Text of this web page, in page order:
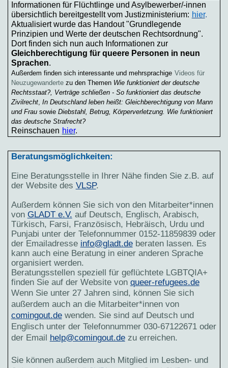
Informationen für Flüchtlinge und Asylbewerber/-innen
übersichtlich bereitgestellt vom Justizministerium: hier.
Aktualisiert wurde das Handout "Grundlegende
Prinzipien und Werte der deutschen Rechtsordnung".
Dort finden sich nun auch Informationen zur
Gleichberechtigung für queere Personen in neun
Sprachen.
Außerdem finden sich interessante und mehrsprachige Videos für
Neuzugewanderte zu den Themen Wie funktioniert der deutsche
Rechtsstaat?, Verträge schließen - So funktioniert das deutsche
Zivilrecht, In Deutschland leben heißt: Gleichberechtigung von Mann
und Frausowie Diebstahl, Betrug, Körperverletzung. Wie funktioniert
das deutsche Strafrecht?
Reinschauen hier.
Beratungsmöglichkeiten:
Eine Beratungsstelle in Ihrer Nähe finden Sie z.B. auf
der Website des VLSP.
Außerdem können Sie sich von den Mitarbeiter*innen
von GLADT e.V. auf Deutsch, Englisch, Arabisch,
Türkisch, Farsi, Französisch, Hebräisch, Urdu und
Punjabi unter der Telefonnummer 0152-11859839 oder
der Emailadresse info@gladt.deberaten lassen. Es
kann auch eine Beratung in einer anderen Sprache
organisiert werden.
Beratungsstellen speziell für geflüchtete LGBTQIA+
finden Sie auf der Website von queer-refugees.de
Wenn Sie unter 27 Jahren sind, können Sie sich
außerdem auch an die Mitarbeiter*innen von
comingout.dewenden. Sie sind auf Deutsch und
Englisch unter der Telefonnummer 030-67122671 oder
der Email help@comingout.dezu erreichen.
Sie können außerdem auch Mitglied im Lesben- und